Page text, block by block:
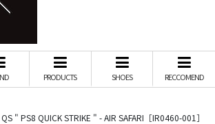
PRODUCTS SHOES RECCOMEND
" PS8 QUICK STRIKE " - AIR SAFARI［IR0460-001］